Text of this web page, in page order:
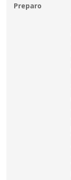
Preparo